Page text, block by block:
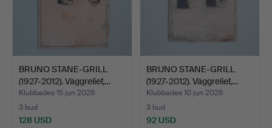
BRUNO STANE-GRILL
(1927-2012). Väggrelief,…
Klubbades 15 jun 2026
3 bud
128 USD
BRUNO STANE-GRILL
(1927-2012). Väggrelief,…
Klubbades 10 jun 2026
3 bud
92 USD